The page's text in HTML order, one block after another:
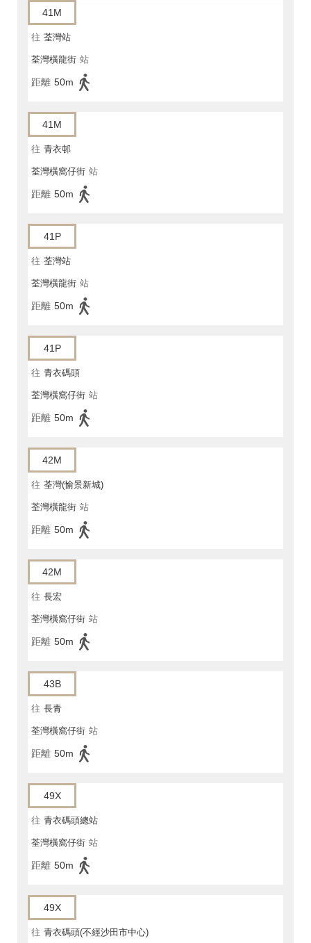
41M
往 荃灣站
荃灣橫龍街 站
距離 50m
41M
往 青衣邨
荃灣橫窩仔街 站
距離 50m
41P
往 荃灣站
荃灣橫龍街 站
距離 50m
41P
往 青衣碼頭
荃灣橫窩仔街 站
距離 50m
42M
往 荃灣(愉景新城)
荃灣橫龍街 站
距離 50m
42M
往 長宏
荃灣橫窩仔街 站
距離 50m
43B
往 長青
荃灣橫窩仔街 站
距離 50m
49X
往 青衣碼頭總站
荃灣橫窩仔街 站
距離 50m
49X
往 青衣碼頭(不經沙田市中心)